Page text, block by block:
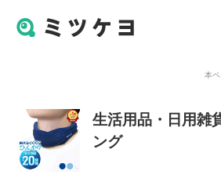
本
生活用品・日用雑
ング